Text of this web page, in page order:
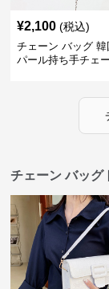
¥2,100 (税込)
チェーン バッグ
パール持ち手チェ
チェーン バッグ